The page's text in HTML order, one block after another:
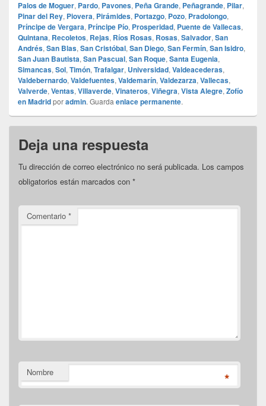
Palos de Moguer, Pardo, Pavones, Peña Grande, Peñagrande, Pilar,
Pinar del Rey, Piovera, Pirámides, Portazgo, Pozo, Pradolongo,
Príncipe de Vergara, Príncipe Pío, Prosperidad, Puente de Vallecas,
Quintana, Recoletos, Rejas, Ríos Rosas, Rosas, Salvador, San
Andrés, San Blas, San Cristóbal, San Diego, San Fermín, San Isidro,
San Juan Bautista, San Pascual, San Roque, Santa Eugenia,
Simancas, Sol, Timón, Trafalgar, Universidad, Valdeacederas,
Valdebernardo, Valdefuentes, Valdemarín, Valdezarza, Vallecas,
Valverde, Ventas, Villaverde, Vinateros, Viñegra, Vista Alegre, Zofío
en Madridporadmin. Guarda enlace permanente.
Deja una respuesta
Tu dirección de correo electrónico no será publicada. Los campos
obligatorios están marcados con *
Comentario *
Nombre *